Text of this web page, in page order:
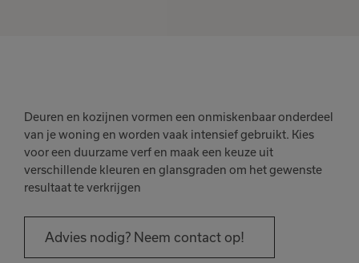
Deuren en kozijnen vormen een onmiskenbaar onderdeel
van je woning en worden vaak intensief gebruikt. Kies
voor een duurzame verf en maak een keuze uit
verschillende kleuren en glansgraden om het gewenste
resultaat te verkrijgen
Advies nodig? Neem contact op!
Het product is
toegevoegd